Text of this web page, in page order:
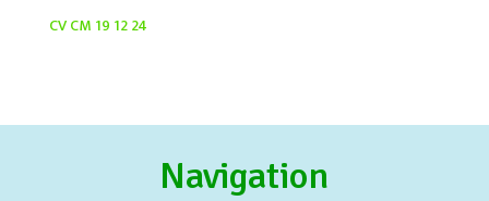
CV CM 19 12 24
Navigation